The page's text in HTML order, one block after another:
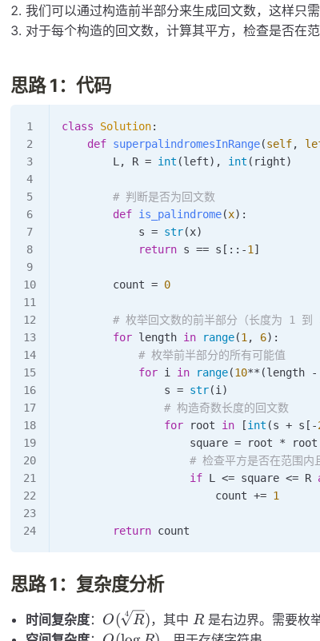
我们可以通过构造前半部分来生成回文数，这样只
对于每个构造的回文数，计算其平方，检查是否在范
思路 1：代码
class Solution:
    def
superpalindromesInRange(self,
        L, R
= int (left), int (right)
        # 判断是否为回文数
        def
is_palindrome(x):
            s
= str(x)
            return
s == s[:: -1 ]
        count
= 0
# 枚举回文数的前半部分（长度为 1 到
        for
length in range(1 , 6):
            # 枚举前半部分的所有可能值
            for
i in range(10** (length -
                s
= str(i)
                # 构造奇数长度的回文数
                for
root in [int (s + s[ -
                    square
= root * root
# 检查平方是否在范围内
                    if
L <= square <= R
                        count
+= 1
        return
count
思路 1：复杂度分析
时间复杂度： O(\sqrt[4]
{R})
O( 4 R)，其中 R
R是右边界。需要枚